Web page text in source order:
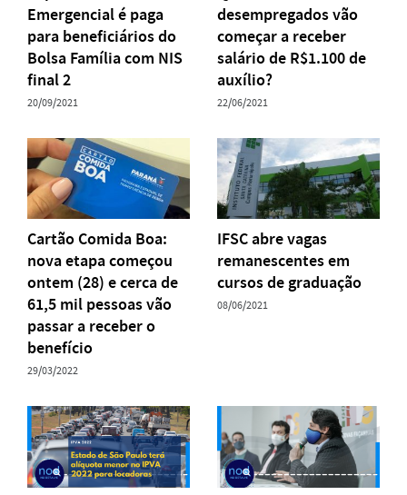
Emergencial é paga
para beneficiários do
Bolsa Família com NIS
final 2
20/09/2021
desempregados vão
começar a receber
salário de R$1.100 de
auxílio?
22/06/2021
Cartão Comida Boa:
nova etapa começou
ontem (28) e cerca de
61,5 mil pessoas vão
passar a receber o
benefício
29/03/2022
IFSC abre vagas
remanescentes em
cursos de graduação
08/06/2021